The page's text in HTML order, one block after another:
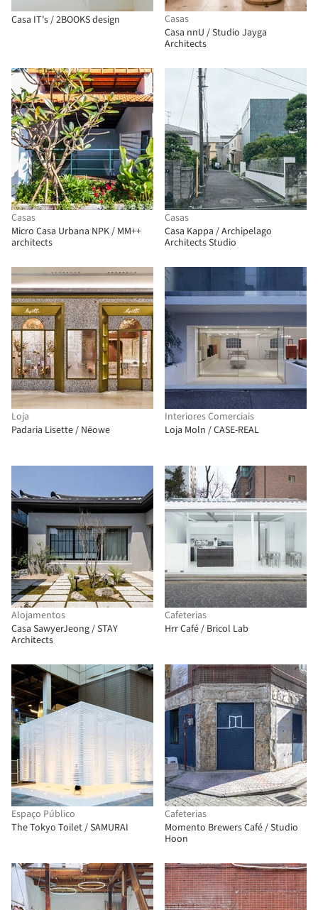
Casa IT's / 2BOOKS design
Casas
Casa nnU / Studio Jayga
Architects
Casas
Micro Casa Urbana NPK / MM++
architects
Casas
Casa Kappa / Archipelago
Architects Studio
Loja
Padaria Lisette / Nēowe
Interiores Comerciais
Loja Moln / CASE-REAL
Alojamentos
Casa SawyerJeong / STAY
Architects
Cafeterias
Hrr Café / Bricol Lab
Espaço Público
The Tokyo Toilet / SAMURAI
Cafeterias
Momento Brewers Café / Studio
Hoon